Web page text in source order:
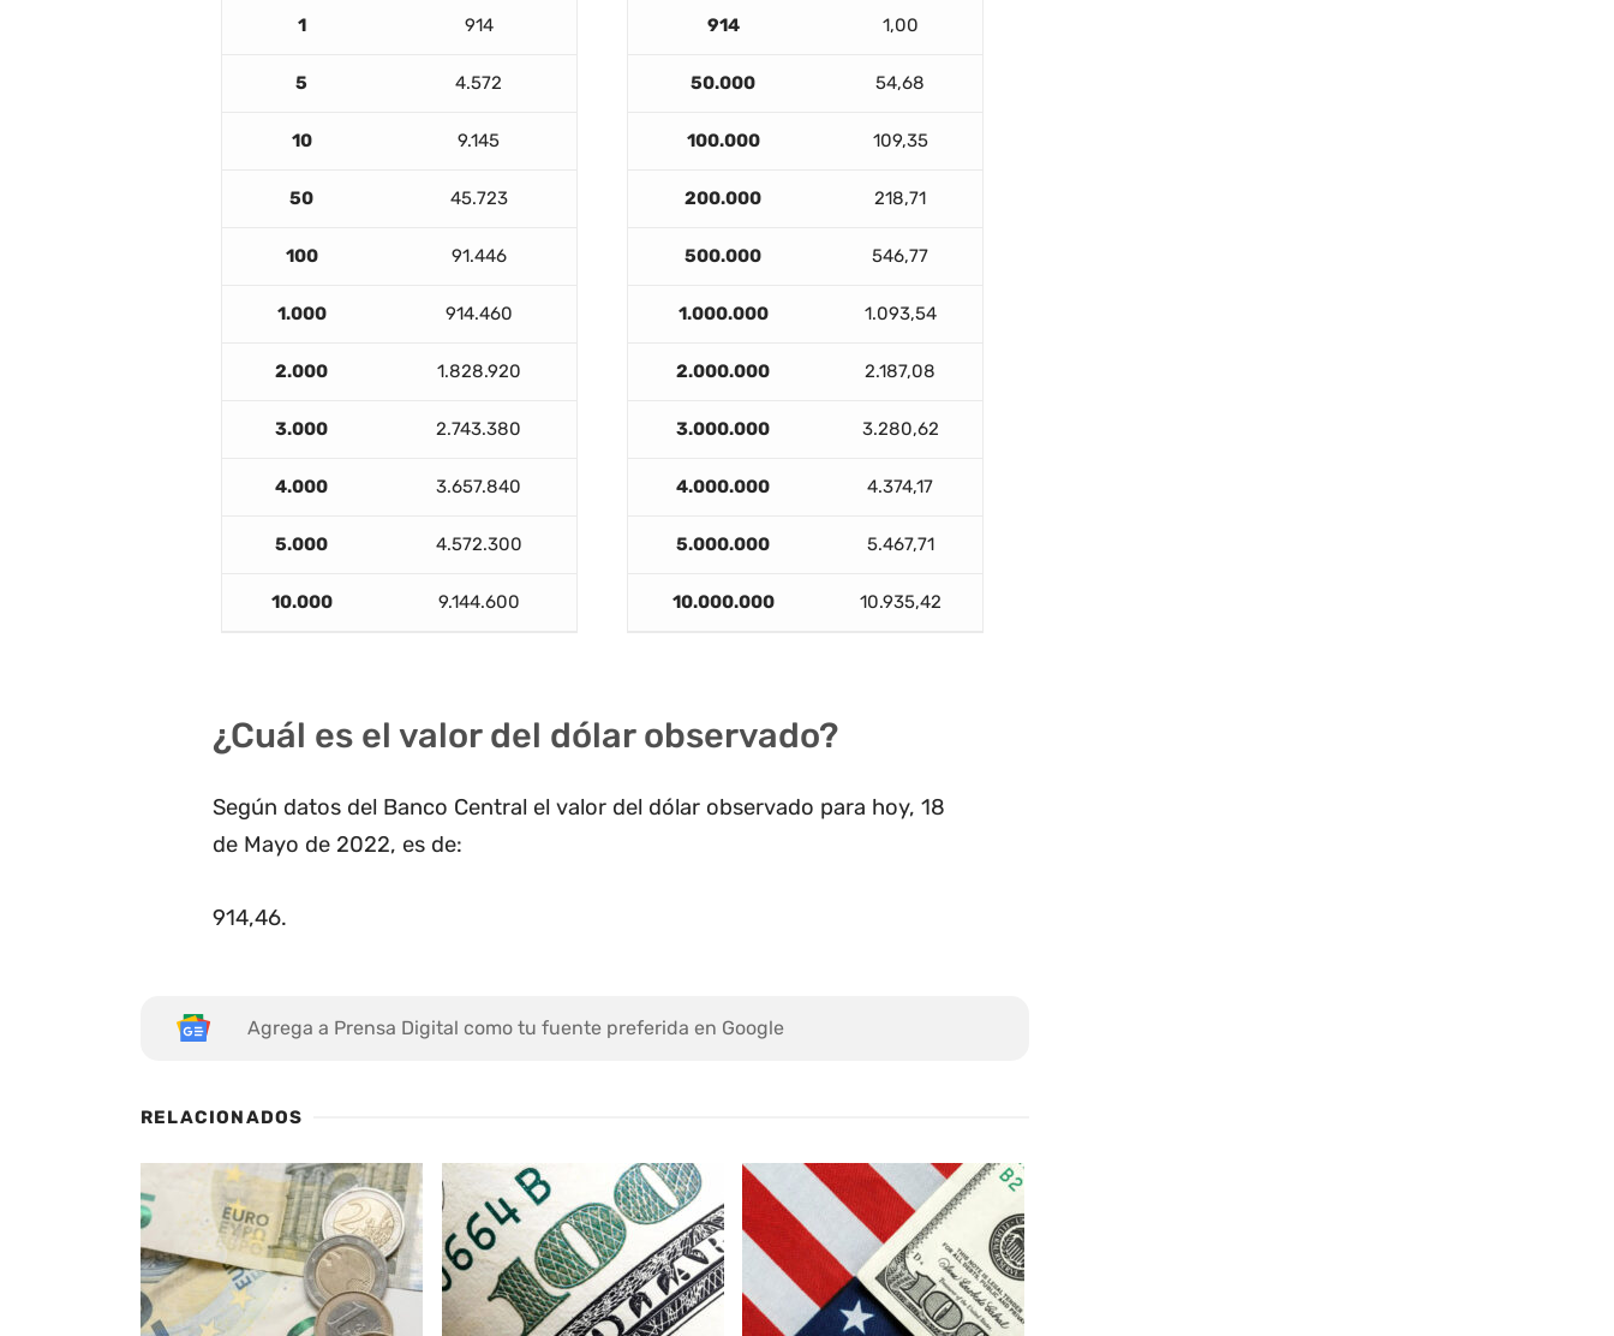
1 914
5 4.572
10 9.145
50 45.723
100 91.446
1.000 914.460
2.000 1.828.920
3.000 2.743.380
4.000 3.657.840
5.000 4.572.300
10.000 9.144.600
914 1,00
50.000 54,68
100.000 109,35
200.000 218,71
500.000 546,77
1.000.000 1.093,54
2.000.000 2.187,08
3.000.000 3.280,62
4.000.000 4.374,17
5.000.000 5.467,71
10.000.000 10.935,42
¿Cuál es el valor del dólar observado?
Según datos del Banco Central el valor del dólar observado para hoy, 18
de Mayo de 2022, es de:
914,46.
Agrega a Prensa Digital como tu fuente preferida en Google
RELACIONADOS